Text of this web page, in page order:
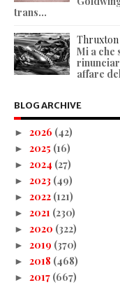
trans...
Thruxton
Mi a che
affare
BLOG ARCHIVE
► 2026 (42)
► 2025 (16)
► 2024 (27)
► 2023 (49)
► 2022 (121)
► 2021 (230)
► 2020 (322)
► 2019 (370)
► 2018 (468)
► 2017 (667)